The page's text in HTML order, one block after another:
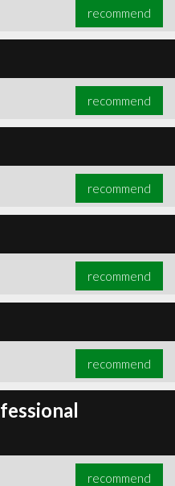
recommend
recommend
recommend
recommend
recommend
recommend